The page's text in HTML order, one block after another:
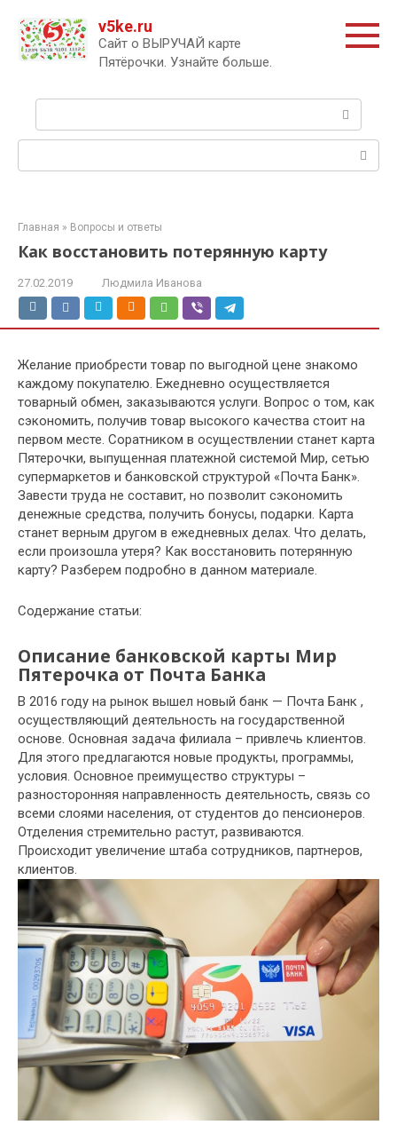
контенту
v5ke.ru
Сайт о ВЫРУЧАЙ карте
Пятёрочки. Узнайте больше.
Поиск:
Поиск:
Главная » Вопросы и ответы
Как восстановить потерянную карту
27.02.2019 Людмила Иванова
Желание приобрести товар по выгодной цене знакомо
каждому покупателю. Ежедневно осуществляется
товарный обмен, заказываются услуги. Вопрос о том, как
сэкономить, получив товар высокого качества стоит на
первом месте. Соратником в осуществлении станет карта
Пятерочки, выпущенная платежной системой Мир, сетью
супермаркетов и банковской структурой «Почта Банк».
Завести труда не составит, но позволит сэкономить
денежные средства, получить бонусы, подарки. Карта
станет верным другом в ежедневных делах. Что делать,
если произошла утеря? Как восстановить потерянную
карту? Разберем подробно в данном материале.
Содержание статьи:
Описание банковской карты Мир
Пятерочка от Почта Банка
В 2016 году на рынок вышел новый банк — Почта Банк ,
осуществляющий деятельность на государственной
основе. Основная задача филиала – привлечь клиентов.
Для этого предлагаются новые продукты, программы,
условия. Основное преимущество структуры –
разносторонняя направленность деятельность, связь со
всеми слоями населения, от студентов до пенсионеров.
Отделения стремительно растут, развиваются.
Происходит увеличение штаба сотрудников, партнеров,
клиентов.